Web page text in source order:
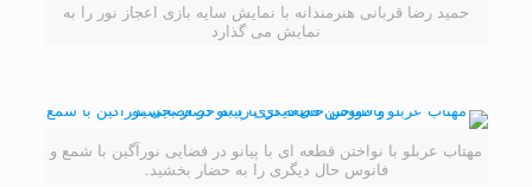
حمید رضا قربانی هنرمندانه با نمایش سایه بازی اعجاز نور را به
نمایش می گذارد
مهتاب عربلو با نواختن قطعه ای با پیانو در فضایی نورآگین با شمع و
فانوس حال دیگری را به حضار بخشید.